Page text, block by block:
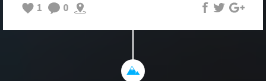
1
0